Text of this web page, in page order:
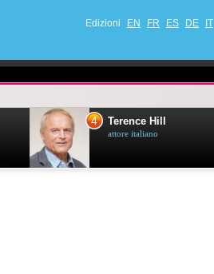
Edizioni EN FR ES DE IT
4 Terence Hill
attore italiano